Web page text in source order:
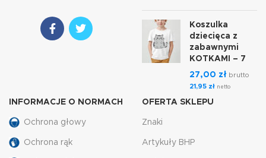
Koszulka
dziecięca z
zabawnymi
KOTKAMI – 7
27,00 zł brutto
21,95 zł netto
INFORMACJE O NORMACH
Ochrona głowy
Ochrona rąk
OFERTA SKLEPU
Znaki
Artykuły BHP